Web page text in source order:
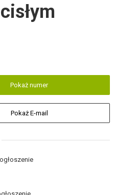
Pokaż numer
Pokaż E-mail